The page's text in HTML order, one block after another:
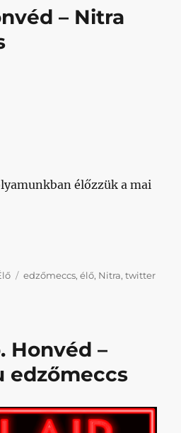
– Nitra
élőzzük a mai
edzőmeccs”
Címke
edzőmeccs,élő, Nitra,twitter
Honvéd –
edzőmeccs